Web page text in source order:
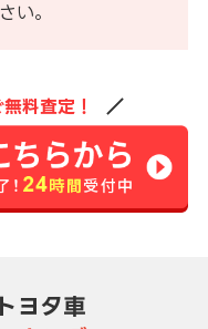
い。
料査定！
ヨタ車